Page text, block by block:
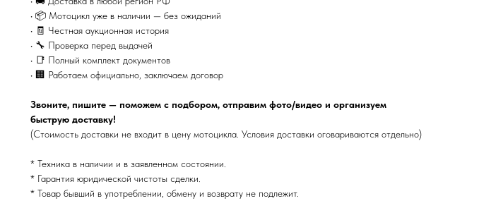
• 📦 Мотоцикл уже в наличии — без ожиданий
• 🧾 Честная аукционная история
• 🔧 Проверка перед выдачей
• 📑 Полный комплект документов
• 🏢 Работаем официально, заключаем договор
Звоните, пишите — поможем с подбором, отправим фото/видео и организуем
быструю доставку!
(Стоимость доставки не входит в цену мотоцикла. Условия доставки оговариваются отдельно)
* Техника в наличии и в заявленном состоянии.
* Гарантия юридической чистоты сделки.
* Товар бывший в употреблении, обмену и возврату не подлежит.